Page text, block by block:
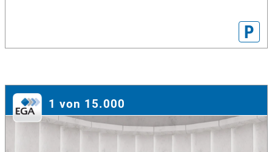
P
1 von 15.000